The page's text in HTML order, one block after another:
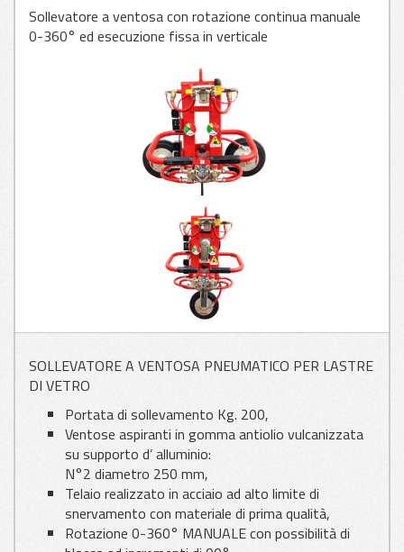
APPLICAZIONI
APPLICAZIONI
PER LAMIERA
Sollevatore a ventosa con rotazione continua manuale
0-360° ed esecuzione fissa in verticale
SOLLEVATORE A VENTOSA PNEUMATICO PER LASTRE
DI VETRO
Portata di sollevamento Kg. 200,
Ventose aspiranti in gomma antiolio vulcanizzata
su supporto d’ alluminio:
N°2 diametro 250 mm,
Telaio realizzato in acciaio ad alto limite di
snervamento con materiale di prima qualità,
Rotazione 0-360° MANUALE con possibilità di